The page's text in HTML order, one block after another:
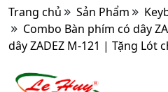
Trang chủ Sản Phẩm
Combo Bàn phím có dây
dây ZADEZ M-121 | Tặng Lót